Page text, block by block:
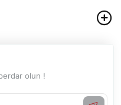
olun !